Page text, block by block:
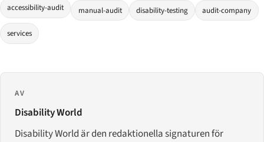
accessibility-audit manual-audit disability-testing audit-company
services
AV
Disability World
Disability World är den redaktionella signaturen för